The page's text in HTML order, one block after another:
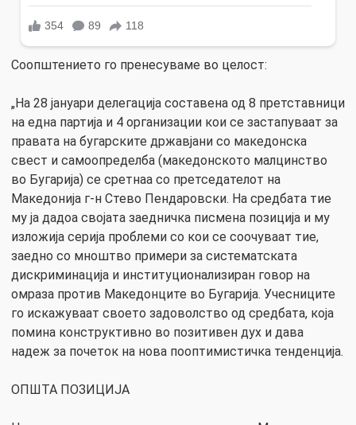
Соопштението го пренесуваме во целост:
„На 28 јануари делегација составена од 8 претставници
на една партија и 4 организации кои се застапуваат за
правата на бугарските државјани со македонска
свест и самоопределба (македонското малцинство
во Бугарија) се сретнаа со претседателот на
Македонија г-н Стево Пендаровски. На средбата тие
му ја дадоа својата заедничка писмена позиција и му
изложија серија проблеми со кои се соочуваат тие,
заедно со мноштво примери за систематската
дискриминација и институционализиран говор на
омраза против Македонците во Бугарија. Учесниците
го искажуваат своето задоволство од средбата, која
помина конструктивно во позитивен дух и дава
надеж за почеток на нова пооптимистичка тенденција.
ОПШТА ПОЗИЦИЈА